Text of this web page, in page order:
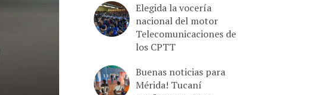
Elegida la vocería
nacional del motor
Telecomunicaciones de
los CPTT
Buenas noticias para
Mérida! Tucaní